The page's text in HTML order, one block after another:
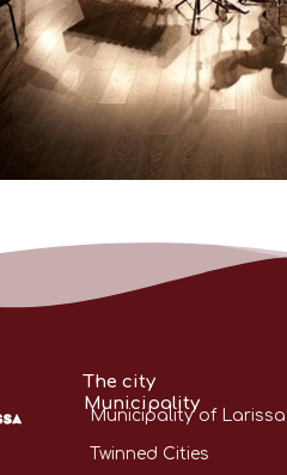
The city
Municipality
Municipality of Larissa
Twinned Cities